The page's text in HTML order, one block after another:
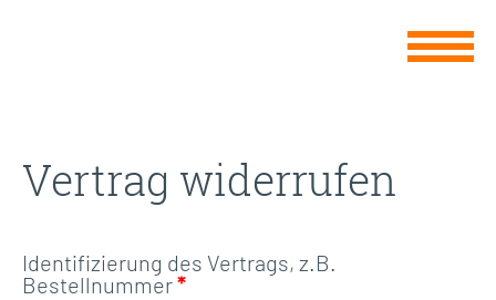
Vertrag widerrufen
Identifizierung des Vertrags, z.B.
Bestellnummer*